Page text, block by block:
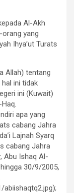
Al-Akh
yang
Ihya’ut Turats
Allah) tentang
hal ini tidak
ini (Kuwait)
apa yang
cabang Jahra
Lajnah Syarq
cabang Jahra
Abu Ishaq Al-
30/9/2005,